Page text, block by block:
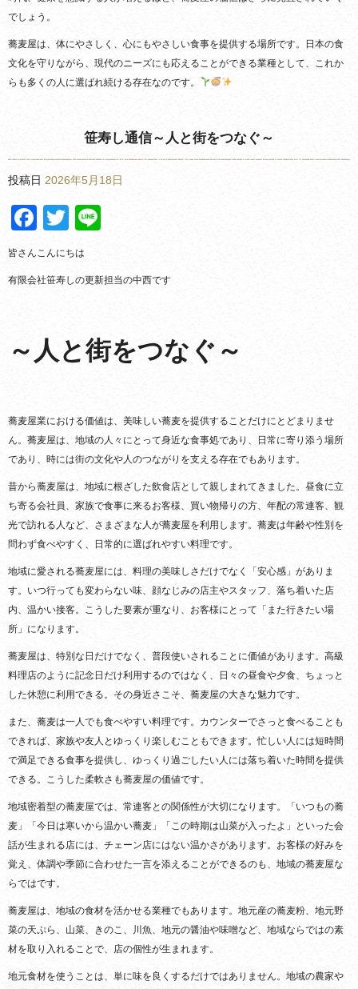
でしょう。
蕎麦屋は、体にやさしく、心にもやさしい食事を提供する場所です。日本の食
文化を守りながら、現代のニーズにも応えることができる業種として、これか
らも多くの人に選ばれ続ける存在なのです。
笹寿し通信～人と街をつなぐ～
投稿日 2026年5月18日
Facebook
Twitter
皆さんこんにちは
有限会社笹寿しの更新担当の中西です
～人と街をつなぐ～
蕎麦屋業における価値は、美味しい蕎麦を提供することだけにとどまりませ
ん。蕎麦屋は、地域の人々にとって身近な食事処であり、日常に寄り添う場所
であり、時には街の文化や人のつながりを支える存在でもあります。
昔から蕎麦屋は、地域に根ざした飲食店として親しまれてきました。昼食に立
ち寄る会社員、家族で食事に来るお客様、買い物帰りの方、年配の常連客、観
光で訪れる人など、さまざまな人が蕎麦屋を利用します。蕎麦は年齢や性別を
問わず食べやすく、日常的に選ばれやすい料理です。
地域に愛される蕎麦屋には、料理の美味しさだけでなく「安心感」がありま
す。いつ行っても変わらない味、顔なじみの店主やスタッフ、落ち着いた店
内、温かい接客。こうした要素が重なり、お客様にとって「また行きたい場
所」になります。
蕎麦屋は、特別な日だけでなく、普段使いされることに価値があります。高級
料理店のように記念日だけ利用するのではなく、日々の昼食や夕食、ちょっと
した休憩に利用できる。その身近さこそ、蕎麦屋の大きな魅力です。
また、蕎麦は一人でも食べやすい料理です。カウンターでさっと食べることも
できれば、家族や友人とゆっくり楽しむこともできます。忙しい人には短時間
で満足できる食事を提供し、ゆっくり過ごしたい人には落ち着いた時間を提供
できる。こうした柔軟さも蕎麦屋の価値です。
地域密着型の蕎麦屋では、常連客との関係性が大切になります。「いつもの蕎
麦」「今日は寒いから温かい蕎麦」「この時期は山菜が入ったよ」といった会
話が生まれる店には、チェーン店にはない温かさがあります。お客様の好みを
覚え、体調や季節に合わせた一言を添えることができるのも、地域の蕎麦屋な
らではです。
蕎麦屋は、地域の食材を活かせる業種でもあります。地元産の蕎麦粉、地元野
菜の天ぷら、山菜、きのこ、川魚、地元の醤油や味噌など、地域ならではの素
材を取り入れることで、店の個性が生まれます。
地元食材を使うことは、単に味を良くするだけではありません。地域の農家や